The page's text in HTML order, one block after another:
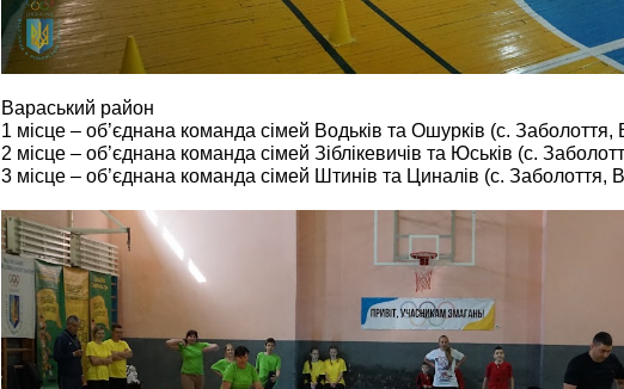
Вараський район
1 місце – об’єднана команда сімей Водьків та Ошурків (с. Заболоття,
2 місце – об’єднана команда сімей Зіблікевичів та Юськів (с.
3 місце – об’єднана команда сімей Штинів та Циналів (с. Заболоття,